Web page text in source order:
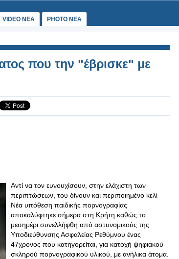
VIDEO NEA PHOTO NEA
που την "έβρισκε" με
Αντί να τον ευνουχίσουν, στην ελάχιστη των
περιπτώσεων, του δίνουν και περιποιημένο κελί
Νέα υπόθεση παιδικής πορνογραφίας
αποκαλύφτηκε σήμερα στη Κρήτη καθώς το
μεσημέρι συνελλήφθη από αστυνομικούς της
Υποδιεύθυνσης Ασφαλείας Ρεθύμνου ένας
47χρονος που κατηγορείται, για κατοχή ψηφιακού
σκληρού πορνογραφικού υλικού, με ανήλικα άτομα.